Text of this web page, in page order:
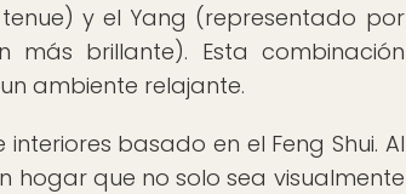
y el Yang (representado por
más brillante). Esta combinación
ambiente relajante.
basado en el Feng Shui. Al
hogar que no solo sea visualmente